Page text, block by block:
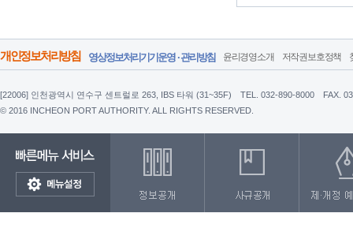
개인정보처리방침 영상정보처리기기운영 · 관리방침 윤리경영소개 저작권보호정책
[22006] 인천광역시 연수구 센트럴로 263, IBS 타워 (31~35F) TEL. 032-890-8000
FAX.
© 2016 INCHEON PORT AUTHORITY. ALL RIGHTS RESERVED.